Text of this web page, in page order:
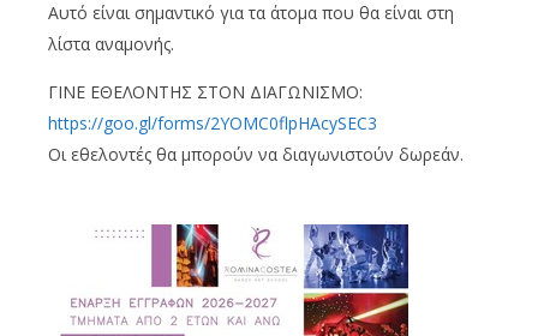
Αυτό είναι σημαντικό για τα άτομα που θα είναι στη
λίστα αναμονής.
ΓΙΝΕ ΕΘΕΛΟΝΤΗΣ ΣΤΟΝ ΔΙΑΓΩΝΙΣΜΟ:
https://goo.gl/forms/2YOMC0flpHAcySEC3
Οι εθελοντές θα μπορούν να διαγωνιστούν δωρεάν.